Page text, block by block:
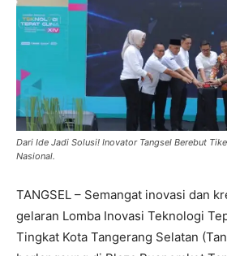
Dari Ide Jadi Solusi! Inovator Tangsel Berebut
Nasional.
TANGSEL – Semangat inovasi dan
gelaran Lomba Inovasi Teknologi
Tingkat Kota Tangerang Selatan